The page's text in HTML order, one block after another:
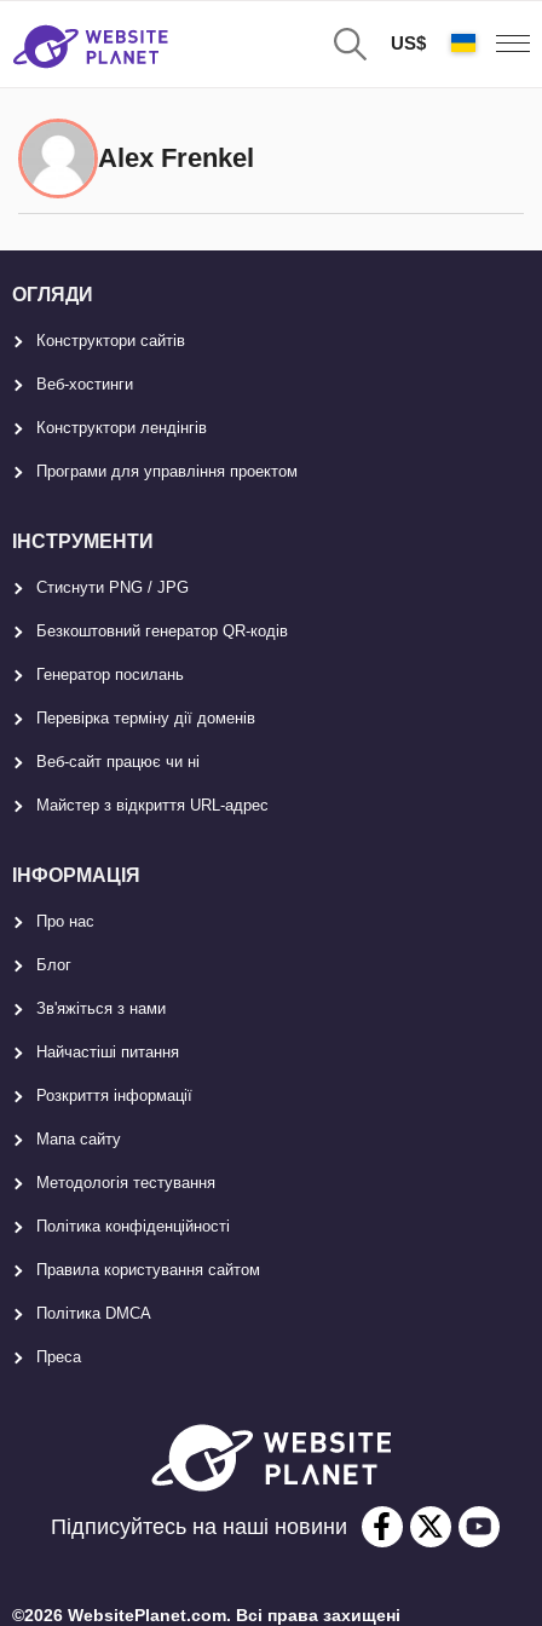
US$
Alex Frenkel
ОГЛЯДИ
Конструктори сайтів
Веб-хостинги
Конструктори лендінгів
Програми для управління проектом
ІНСТРУМЕНТИ
Стиснути PNG / JPG
Безкоштовний генератор QR-кодів
Генератор посилань
Перевірка терміну дії доменів
Веб-сайт працює чи ні
Майстер з відкриття URL-aдрес
ІНФОРМАЦІЯ
Про нас
Блог
Зв'яжіться з нами
Найчастіші питання
Розкриття інформації
Мапа сайту
Методологія тестування
Політика конфіденційності
Правила користування сайтом
Політика DMCA
Преса
Підписуйтесь на наші новини
©2026 WebsitePlanet.com. Всі права захищені